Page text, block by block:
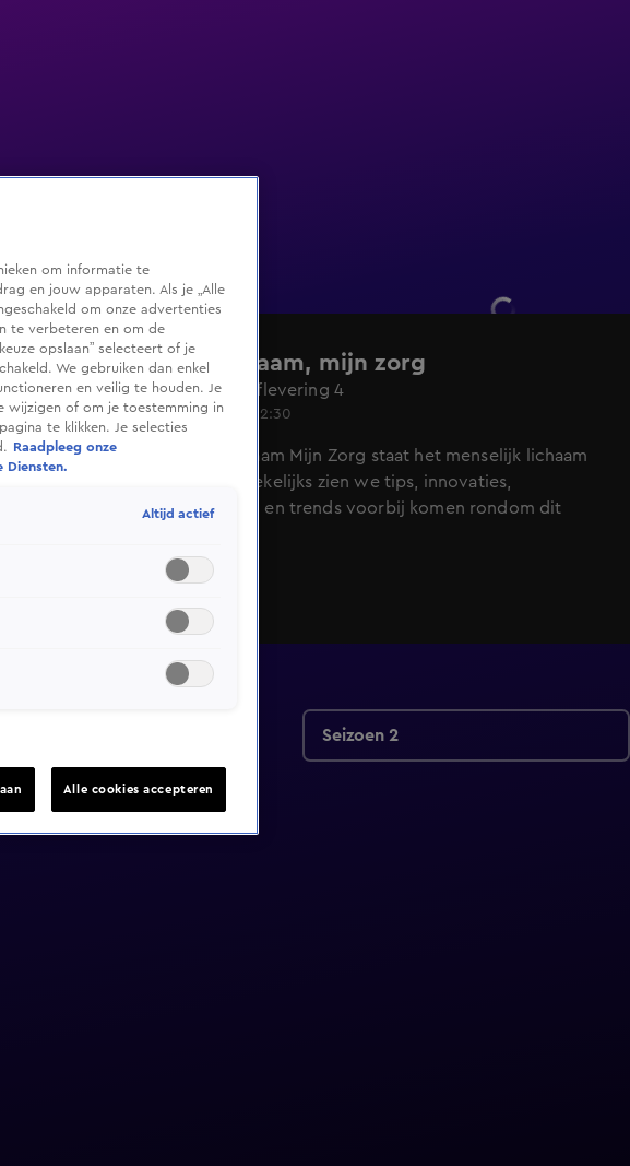
Mijn lichaam, mijn zorg
Seizoen 2, aflevering 4
25 okt 2015, 12:30
In Mijn Lichaam Mijn Zorg staat het menselijk lichaam
centraal. Wekelijks zien we tips, innovaties,
oplossingen en trends voorbij komen rondom dit
Seizoen 2
om informatie te
en jouw apparaten. Als je „Alle
om onze advertenties
te verbeteren en om de
opslaan” selecteert of je
We gebruiken dan enkel
en veilig te houden. Je
wijzigen of om je toestemming in
te klikken. Je selecties
Raadpleeg onze
Diensten.
Altijd actief
Alle cookies accepteren